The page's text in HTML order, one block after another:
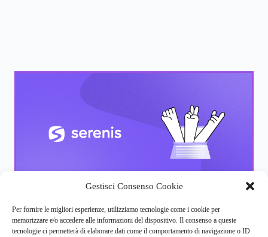
Gestisci Consenso Cookie
Per fornire le migliori esperienze, utilizziamo tecnologie come i cookie per
memorizzare e/o accedere alle informazioni del dispositivo. Il consenso a queste
tecnologie ci permetterà di elaborare dati come il comportamento di navigazione o ID
con un (o una) terapeuta?
Capita a tutti, ogni tanto, di sentire il bisogno di parlare con